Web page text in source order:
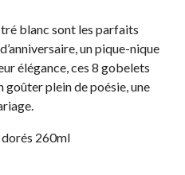
blanc sont les parfaits
un pique-nique
élégance, ces 8 gobelets
plein de poésie, une
260ml